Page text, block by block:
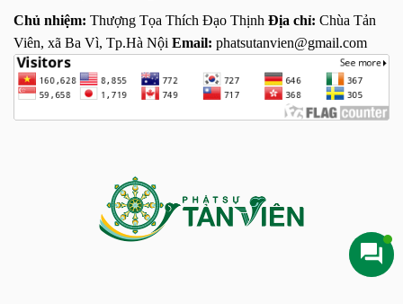
Chủ nhiệm: Thượng Tọa Thích Đạo Thịnh Địa chỉ: Chùa Tản
Viên, xã Ba Vì, Tp.Hà Nội Email: phatsutanvien@gmail.com